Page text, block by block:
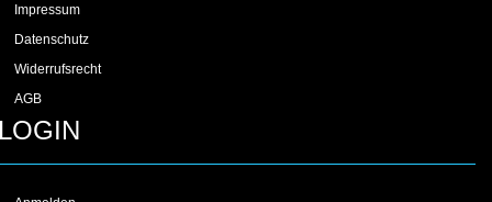
Impressum
Datenschutz
Widerrufsrecht
AGB